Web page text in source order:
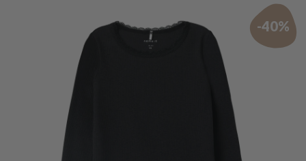
-40%